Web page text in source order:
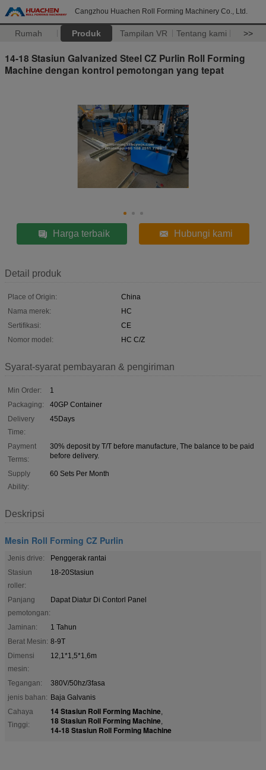
Cangzhou Huachen Roll Forming Machinery Co., Ltd.
Rumah Produk Tampilan VR Tentang kami >>
14-18 Stasiun Galvanized Steel CZ Purlin Roll Forming
Machine dengan kontrol pemotongan yang tepat
Harga terbaik Hubungi kami
Detail produk
Place of Origin:
China
Nama merek:
HC
Sertifikasi:
CE
Nomor model:
HC C/Z
Syarat-syarat pembayaran & pengiriman
Min Order:
1
Packaging:
40GP Container
Delivery
Time:
45Days
Payment
Terms:
30% deposit by T/T before manufacture, The balance to be paid
before delivery.
Supply
Ability:
60 Sets Per Month
Deskripsi
Mesin Roll Forming CZ Purlin
Jenis drive:
Penggerak rantai
Stasiun
roller:
18-20Stasiun
Panjang
pemotongan:
Dapat Diatur Di Contorl Panel
Jaminan:
1 Tahun
Berat Mesin: 8-9T
Dimensi
mesin:
12,1*1,5*1,6m
Tegangan:
380V/50hz/3fasa
jenis bahan: Baja Galvanis
Cahaya
Tinggi:
14 Stasiun Roll Forming Machine,
18 Stasiun Roll Forming Machine,
14-18 Stasiun Roll Forming Machine